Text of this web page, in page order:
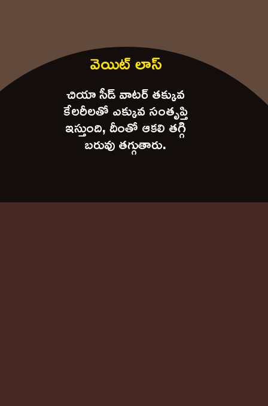
వెయిట్ లాస్
చియా సీడ్ వాటర్ తక్కువ
కేలరీలతో ఎక్కువ సంతృప్తి
ఇస్తుంది, దీంతో ఆకలి తగ్గి
బరువు తగ్గుతారు.